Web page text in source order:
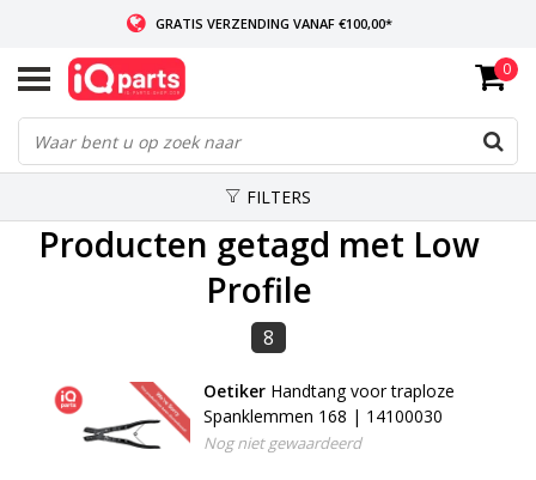
GRATIS VERZENDING VANAF €100,00*
INDIEN VOORRADIG: VOOR 14:00 BESTELD, ZELFDE DAG VERZONDEN
WERELDWIJDE LEVERING
0
FILTERS
Producten getagd met Low
Profile
8
Oetiker Handtang voor traploze
Spanklemmen 168 | 14100030
Nog niet gewaardeerd